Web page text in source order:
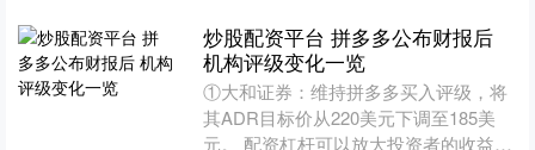
炒股配资平台 拼多多公布财报后
机构评级变化一览
①大和证券：维持拼多多买入评级，将
其ADR目标价从220美元下调至185美
元。 配资杠杆可以放大投资者的收益。